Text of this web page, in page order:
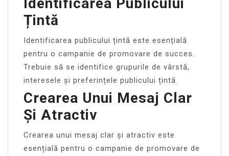
Țintă
Identificarea publicului țintă este esențială
pentru o campanie de promovare de succes.
Trebuie să se identifice grupurile de vârstă,
interesele și preferințele publicului țintă.
Crearea Unui Mesaj Clar
Și Atractiv
Crearea unui mesaj clar și atractiv este
esențială pentru o campanie de promovare de